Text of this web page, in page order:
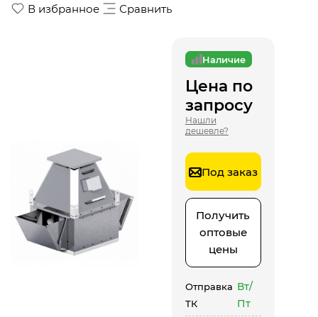
В избранное Сравнить
Наличие
Цена по
запросу
Нашли
дешевле?
Под заказ
Получить
оптовые
цены
Отправка
ТК
Вт/
Пт